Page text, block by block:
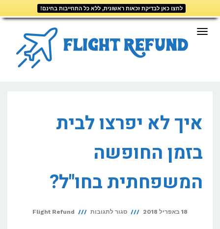
לחצו כאן לבדיקת זכאות ראשונית, ללא כל התחייבות בחינם!
לתוכן
תפריט
איך לא יפרצו לבית
בזמן החופשה
המשפחתית בחו"ל?
18 באפריל 2018 סגור לתגובות על Flight Refund